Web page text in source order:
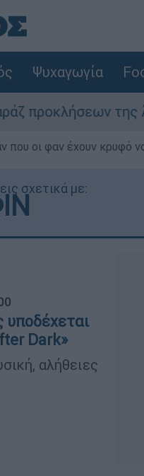
Ψυχαγωγία
της Άγκυρας στο
που οι φαν έχουν κρυφό
σχετικά με:
Dark»
αλήθειες